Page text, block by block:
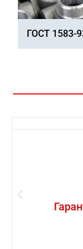
ГОСТ 1583-